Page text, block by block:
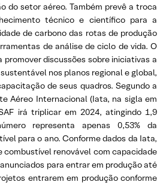
do setor aéreo. Também prevê a troca
técnico e científico para a
de carbono das rotas de produção
de análise de ciclo de vida. O
promover discussões sobre iniciativas a
nos planos regional e global,
de seus quadros. Segundo a
Aéreo Internacional (Iata, na sigla em
irá triplicar em 2024, atingindo 1,9
representa apenas 0,53% da
para o ano. Conforme dados da Iata,
combustível renovável com capacidade
para entrar em produção até
entrarem em produção conforme